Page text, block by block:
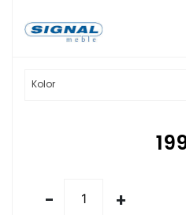
Kolor
- +